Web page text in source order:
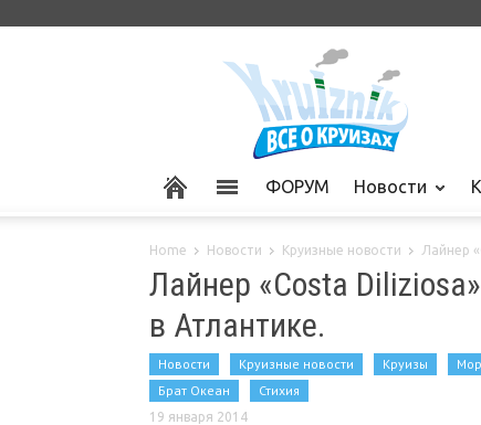
ФОРУМ Новости
Home Новости Круизные новости Лайнер
Лайнер «Costa
в Атлантике.
Новости Круизные новости Круизы
Брат Океан
Стихия
19 января 2014